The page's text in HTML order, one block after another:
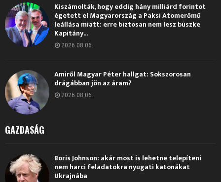
Kiszámolták, hogy eddig hány milliárd forintot
égetett el Magyarország a Paksi Atomerőmű
leállása miatt: erre biztosan nem lesz büszke
Kapitány...
2026.08.06.
Amiről Magyar Péter hallgat: Sokszorosan
drágábban jön az áram?
2026.08.06.
GAZDASÁG
Boris Johnson: akár most is lehetne telepíteni
nem harci feladatokra nyugati katonákat
Ukrajnába